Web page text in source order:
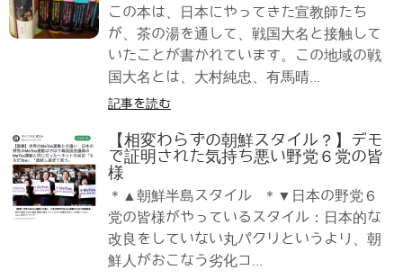
この本は、日本にやってきた宣教師たち
が、茶の湯を通して、戦国大名と接触して
いたことが書かれています。この地域の戦
国大名とは、大村純忠、有馬晴...
記事を読む
【相変わらずの朝鮮スタイル？】デモ
で証明された気持ち悪い野党６党の皆
様
＊▲朝鮮半島スタイル ＊▼日本の野党６
党の皆様がやっているスタイル：日本的な
改良をしていない丸パクリというより、朝
鮮人がおこなう劣化コ...